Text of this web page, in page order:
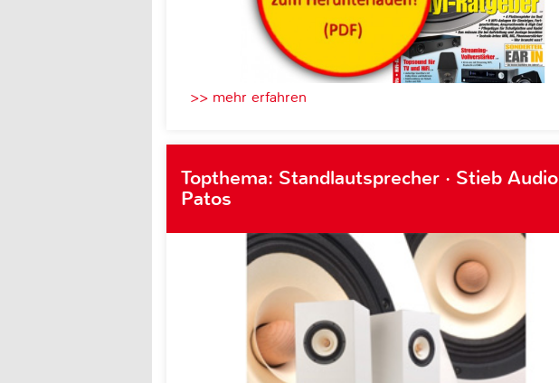
>> mehr erfahren
Topthema: Standlautsprecher · Stieb Audio
Patos